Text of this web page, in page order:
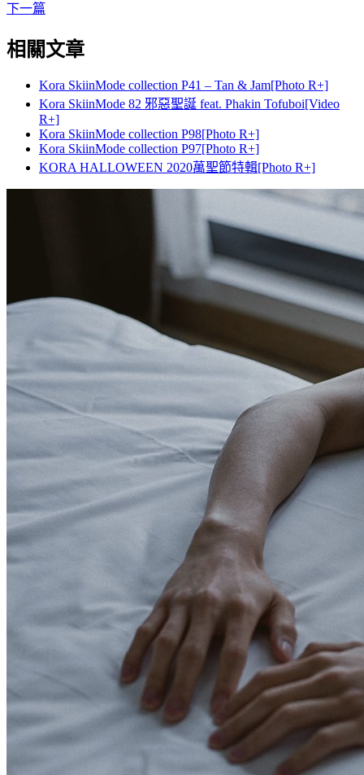
下一篇
相關文章
Kora SkiinMode collection P41 – Tan & Jam[Photo R+]
Kora SkiinMode 82 邪惡聖誕 feat. Phakin Tofuboi[Video
R+]
Kora SkiinMode collection P98[Photo R+]
Kora SkiinMode collection P97[Photo R+]
KORA HALLOWEEN 2020萬聖節特輯[Photo R+]